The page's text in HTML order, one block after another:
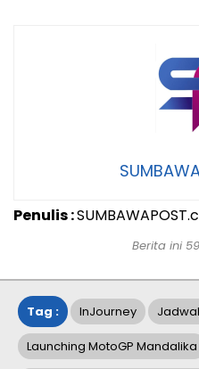
Penulis :
Berita ini
Tag : InJourney
Launching MotoGP Mandalika